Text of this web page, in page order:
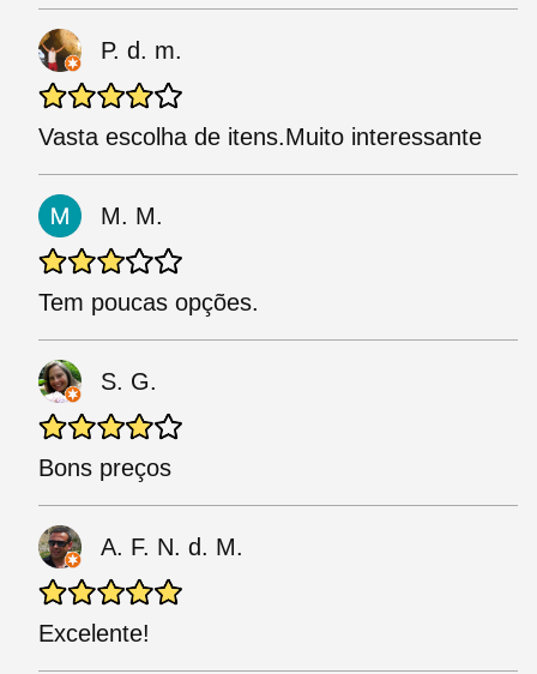
P. d. m.
Vasta escolha de itens.Muito interessante
M. M.
Tem poucas opções.
S. G.
Bons preços
A. F. N. d. M.
Excelente!